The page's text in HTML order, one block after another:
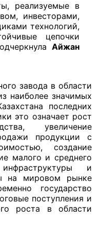
реализуемые в
инвесторами,
технологий,
цепочки
Айжан
завода в области
наиболее значимых
последних
это означает рост
увеличение
продукции с
создание
малого и среднего
и
на мировом рынке
государство
поступления и
роста в области